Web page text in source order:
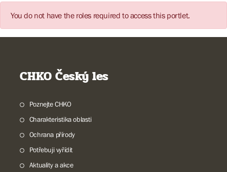
You do not have the roles required to access this portlet.
CHKO Český les
Poznejte CHKO
Charakteristika oblasti
Ochrana přírody
Potřebuji vyřídit
Aktuality a akce